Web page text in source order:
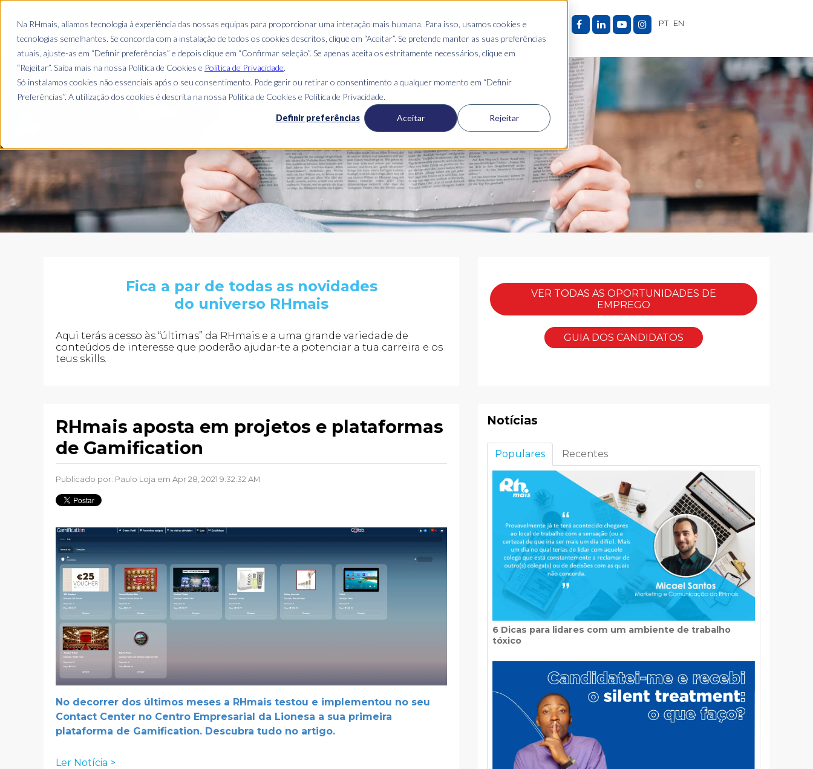
Na RHmais, aliamos tecnologia à experiência das nossas equipas para proporcionar uma interação mais humana. Para isso, usamos cookies e
tecnologias semelhantes. Se concorda com a instalação de todos os cookies descritos, clique em “Aceitar”. Se pretende manter as suas preferências
atuais, ajuste-as em “Definir preferências” e depois clique em “Confirmar seleção”. Se apenas aceita os estritamente necessários, clique em
“Rejeitar”. Saiba mais na nossa Política de Cookies e Política de Privacidade.
Só instalamos cookies não essenciais após o seu consentimento. Pode gerir ou retirar o consentimento a qualquer momento em “Definir
Preferências”. A utilização dos cookies é descrita na nossa Política de Cookies e Política de Privacidade.
Definir preferências Aceitar Rejeitar
CANDIDATOS EMPREGO QUEM SOMOS ONDE ESTAMOS GUIA DO CANDIDATO BLOG PT EN
Blog Mais Skills
Fica a par de todas as novidades
do universo RHmais
Aqui terás acesso às “últimas” da RHmais e a uma grande variedade de
conteúdos de interesse que poderão ajudar-te a potenciar a tua carreira e os
teus skills.
RHmais aposta em projetos e plataformas
de Gamification
Publicado por: Paulo Loja em Apr 28, 2021 9:32:32 AM
No decorrer dos últimos meses a RHmais testou e implementou no seu
Contact Center no Centro Empresarial da Lionesa a sua primeira
plataforma de Gamification. Descubra tudo no artigo.
Ler Notícia >
VER TODAS AS OPORTUNIDADES DE
EMPREGO
GUIA DOS CANDIDATOS
Notícias
Populares Recentes
6 Dicas para lidares com um ambiente de trabalho
tóxico